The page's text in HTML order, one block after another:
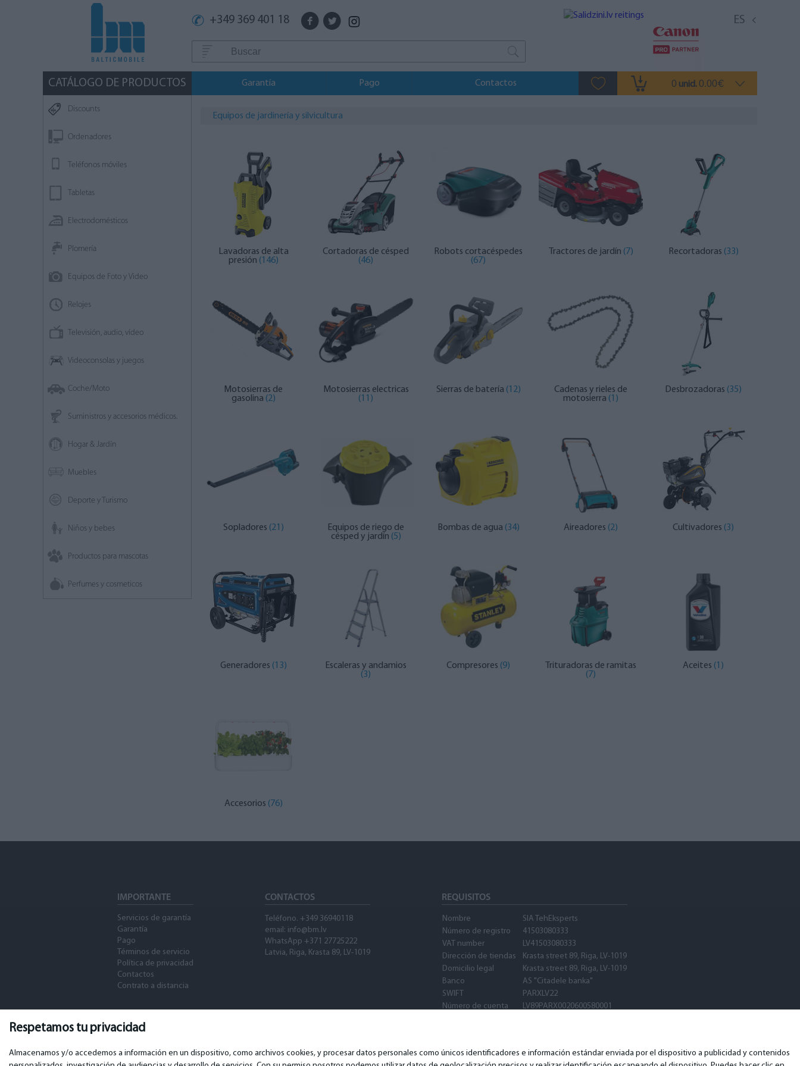
Respetamos tu privacidad
Almacenamos y/o accedemos a información en un dispositivo, como archivos cookies, y procesar datos personales como únicos identificadores e información estándar enviada por el dispositivo a publicidad y contenidos
+349 369 401 18 ES
CATÁLOGO DE PRODUCTOS Garantía Pago Contactos 0 unid. 0.00€
Discounts
Ordenadores
Teléfonos móviles
Tabletas
Electrodomésticos
Plomería
Equipos de Foto y Video
Relojes
Televisión, audio, vídeo
Videoconsolas y juegos
Coche/Moto
Suministros y accesorios médicos.
Hogar & Jardín
Muebles
Deporte y Turismo
Niños y bebes
Productos para mascotas
Perfumes y cosmeticos
Equipos de jardinería y silvicultura
Lavadoras de alta
presión (146)
Cortadoras de césped
(46)
Robots cortacéspedes
(67)
Tractores de jardín (7) Recortadoras (33)
Motosierras de
gasolina (2)
Motosierras electricas
(11)
Sierras de batería (12)
Cadenas y rieles de
motosierra (1)
Desbrozadoras (35)
Sopladores (21)
Equipos de riego de
césped y jardín (5)
Bombas de agua (34) Aireadores (2) Cultivadores (3)
Generadores (13)
Escaleras y andamios
(3)
Compresores (9)
Trituradoras de ramitas
(7)
Aceites (1)
Accesorios (76)
IMPORTANTE
Servicios de garantía
Garantía
Pago
Términos de servicio
Política de privacidad
Contactos
Contrato a distancia
CONTACTOS
Teléfono. +349 36940118
email: info@bm.lv
WhatsApp +371 27725222
Latvia, Riga, Krasta 89, LV-1019
REQUISITOS
Nombre
SIA TehEksperts
Número de registro
41503080333
VAT number
LV41503080333
Dirección de tiendas
Krasta street 89, Riga, LV-1019
Domicilio legal
Krasta street 89, Riga, LV-1019
Banco
AS "Citadele banka"
SWIFT
PARXLV22
Número de cuenta
LV89PARX0020600580001